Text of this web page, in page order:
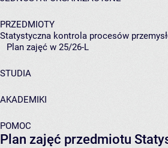
PRZEDMIOTY
Statystyczna kontrola procesów
Plan zajęć w 25/26-L
STUDIA
AKADEMIKI
POMOC
Plan zajęć przedmiotu